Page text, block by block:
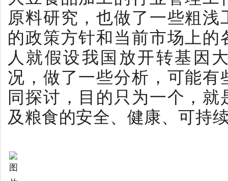
原料研究，也做了一些粗
的政策方针和当前市场上
人就假设我国放开转基因
况，做了一些分析，可能
同探讨，目的只为一个，
及粮食的安全、健康、可持